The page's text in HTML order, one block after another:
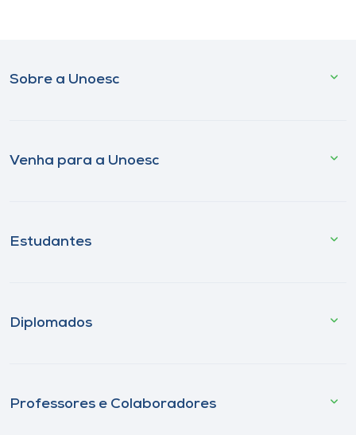
Sobre a Unoesc
Venha para a Unoesc
Estudantes
Diplomados
Professores e Colaboradores